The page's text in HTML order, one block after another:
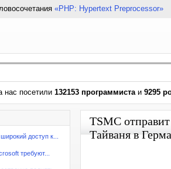
«PHP: Hypertext Preprocessor»
нас посетили 132153 программистаи 9295
доступ к...
требуют...
TSMC
Тайваня в